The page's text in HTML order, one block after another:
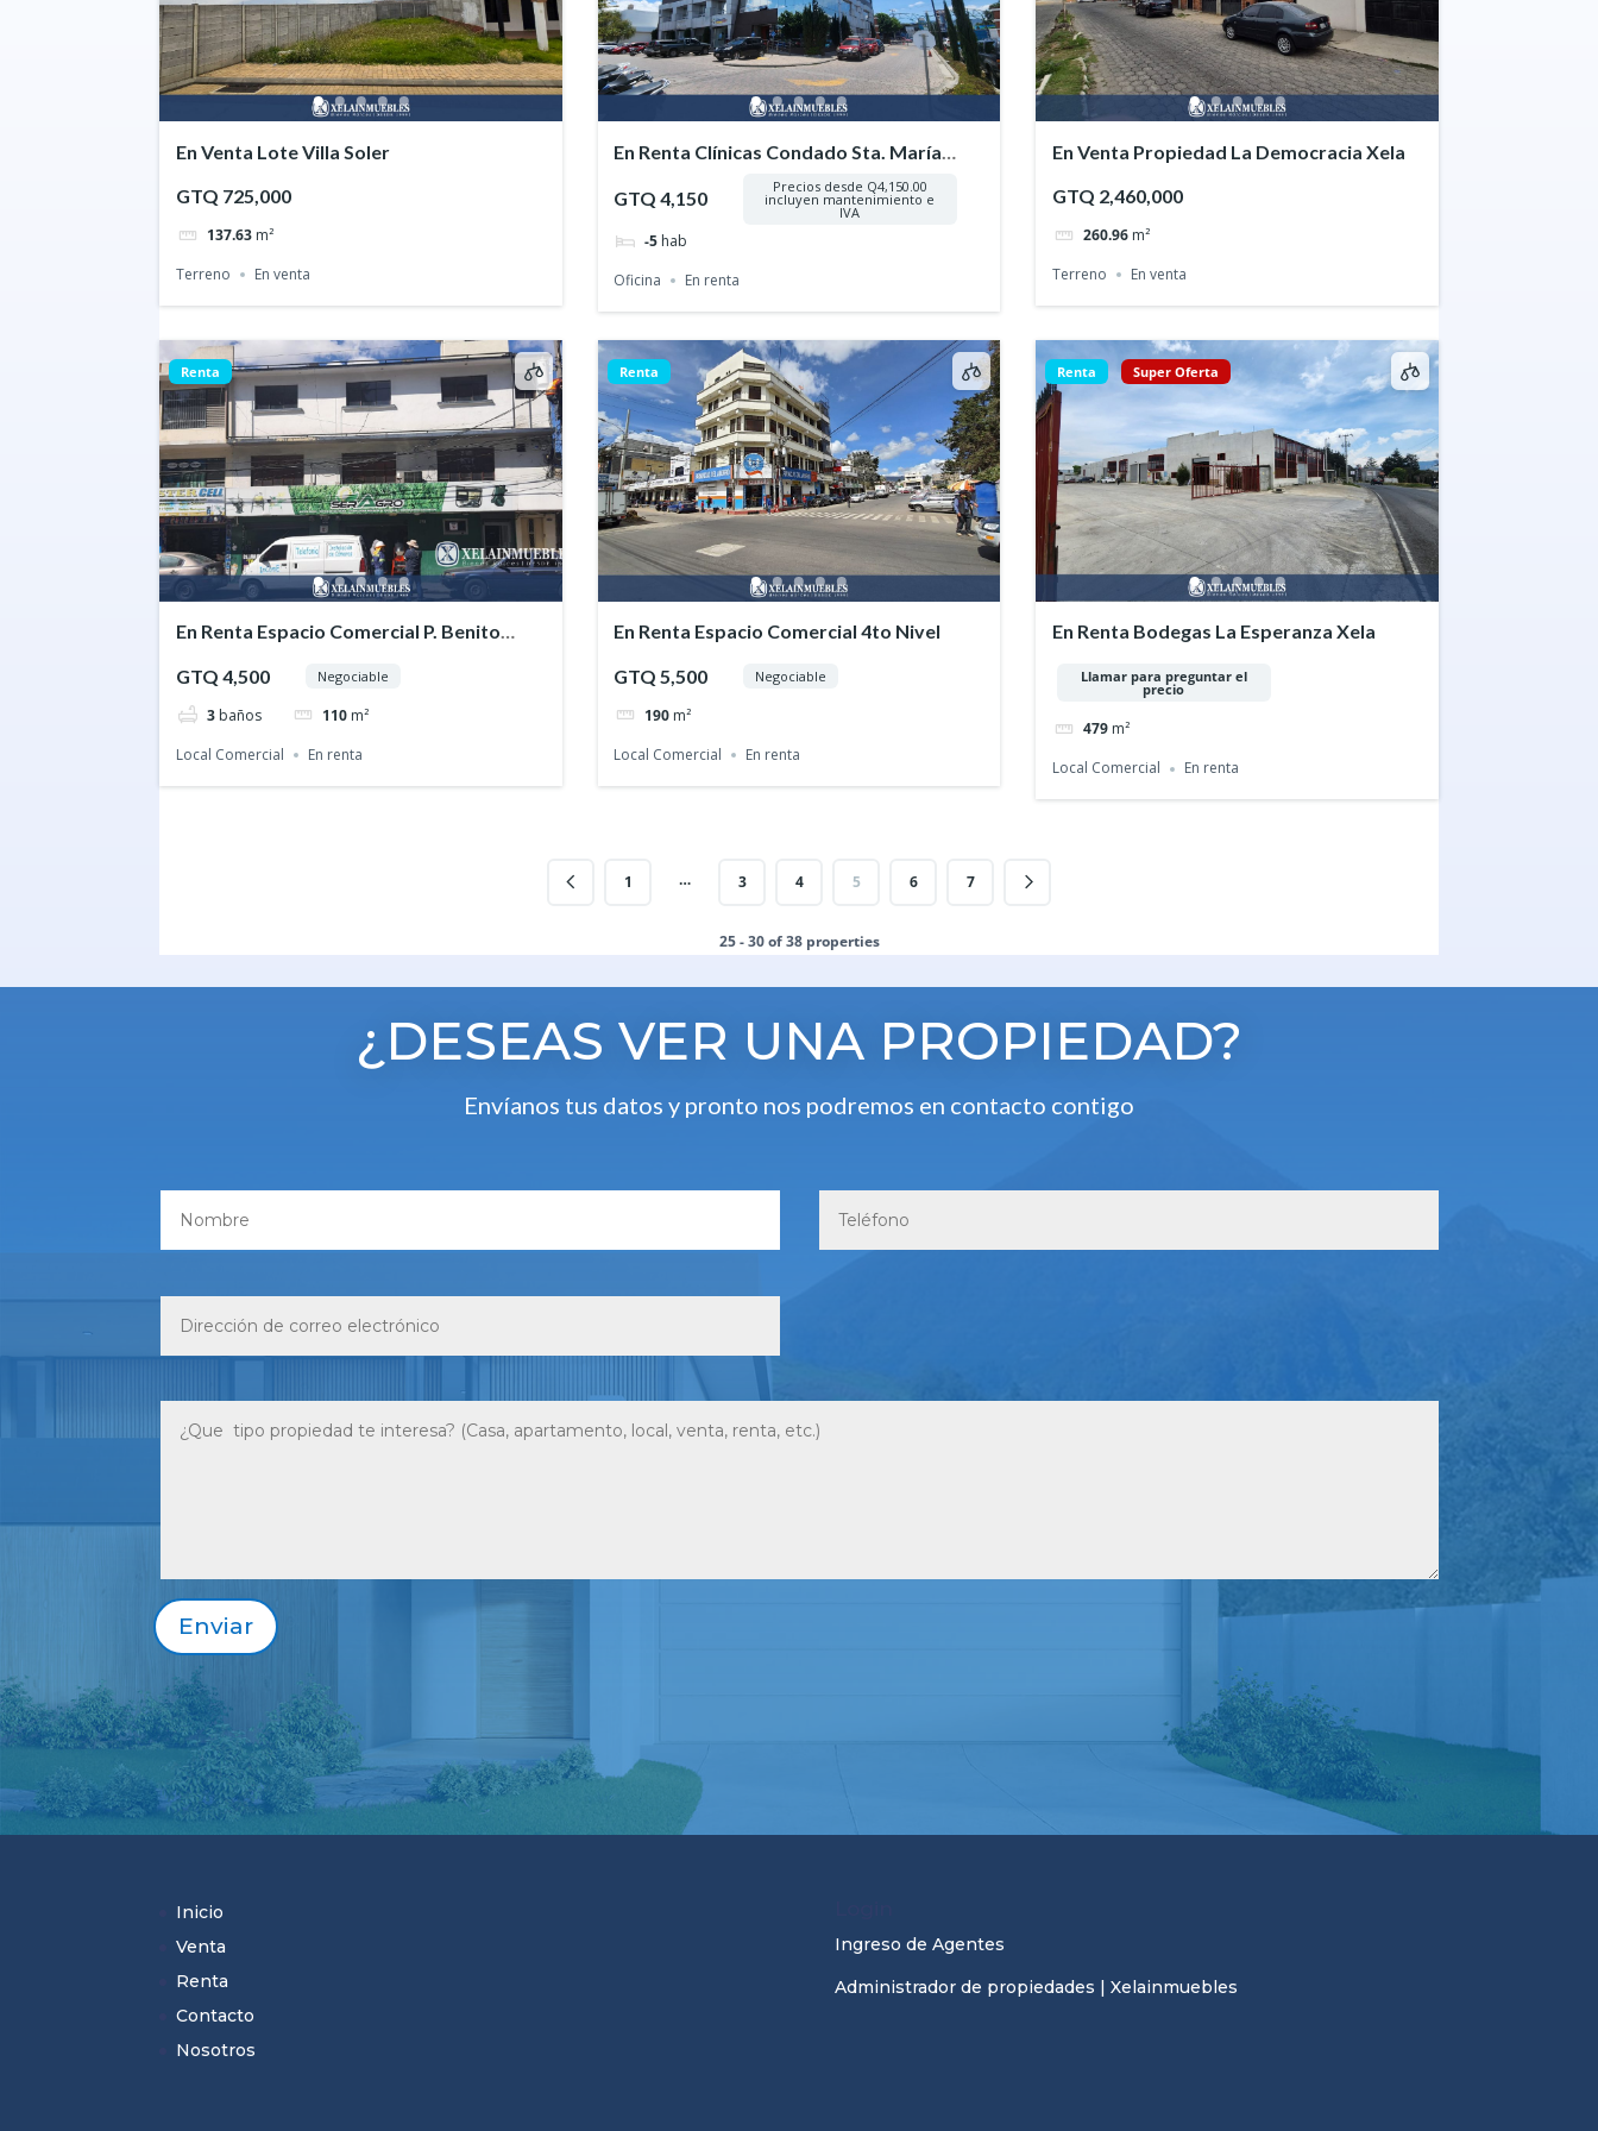
En Venta Lote Villa Soler
GTQ 725,000
137.63 m²
Terreno
En venta
En Renta Clínicas Condado Sta. María
GTQ 4,150
Precios desde Q4,150.00
incluyen mantenimiento e
IVA
-5 hab
Oficina
En renta
En Venta Propiedad La Democracia Xela
GTQ 2,460,000
260.96 m²
Terreno
En venta
Renta
En Renta Espacio Comercial P. Benito
GTQ 4,500 Negociable
3 baños 110 m²
Local Comercial
En renta
Renta
En Renta Espacio Comercial 4to Nivel
GTQ 5,500
Negociable
190 m²
Local Comercial
En renta
Renta Super Oferta
En Renta Bodegas La Esperanza Xela
Llamar para preguntar el
precio
479 m²
Local Comercial
En renta
1 … 3 4 5 6 7
25 - 30 of 38 properties
¿DESEAS VER UNA PROPIEDAD?
Envíanos tus datos y pronto nos podremos en contacto contigo
Enviar
Inicio
Venta
Renta
Contacto
Nosotros
Ingreso de Agentes
Administrador de propiedades | Xelainmuebles